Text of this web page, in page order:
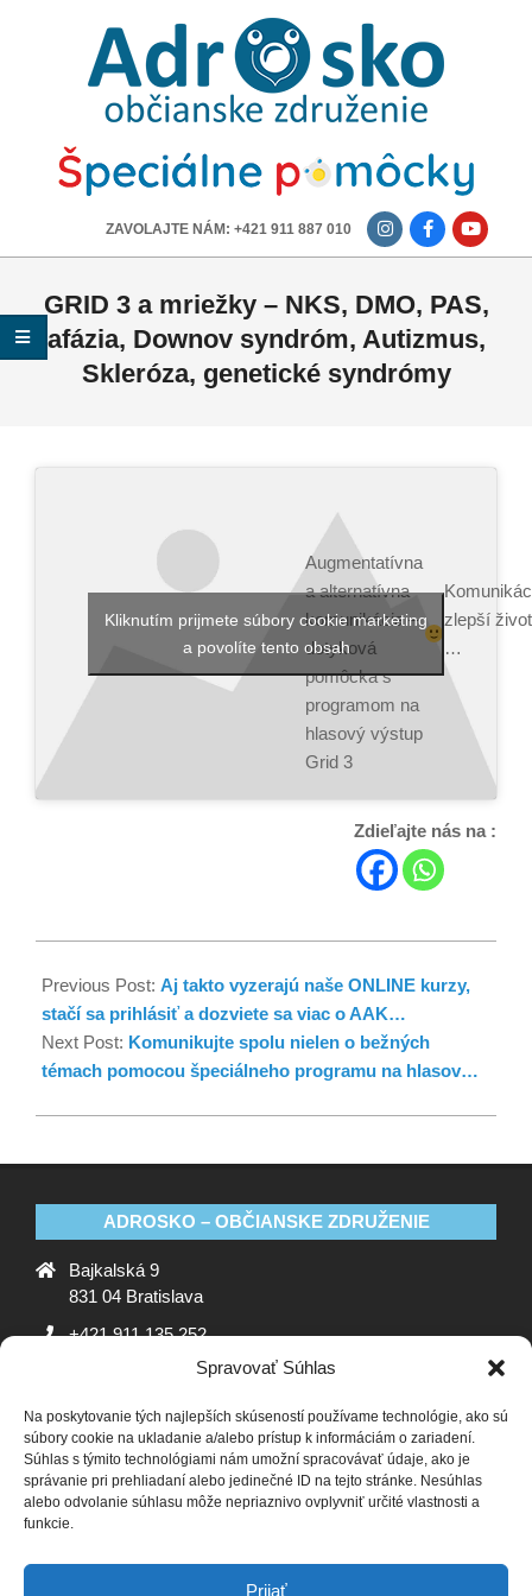
Spravovať Súhlas
Na poskytovanie tých najlepších skúseností používame technológie, ako sú
súbory cookie na ukladanie a/alebo prístup k informáciám o zariadení.
Súhlas s týmito technológiami nám umožní spracovávať údaje, ako je
správanie pri prehliadaní alebo jedinečné ID na tejto stránke. Nesúhlas
alebo odvolanie súhlasu môže nepriaznivo ovplyvniť určité vlastnosti a
funkcie.
Prijať
ADROSKO
OBČIANSKE
ZDRUŽENIE
ZAVOLAJTE NÁM: +421 911 887 010
GRID 3 a mriežky – NKS, DMO, PAS,
afázia, Downov syndróm, Autizmus,
Skleróza, genetické syndrómy
Augmentatívna
a alternatívna
komunikácia –
dotyková
pomôcka s
programom na
hlasový výstup
Grid 3
zlepší život
…
Kliknutím prijmete súbory cookie marketing
a povolíte tento obsah
Zdieľajte nás na :
Previous Post: Aj takto vyzerajú naše ONLINE kurzy,
stačí sa prihlásiť a dozviete sa viac o AAK…
Next Post: Komunikujte spolu nielen o bežných
témach pomocou špeciálneho programu na hlasov…
ADROSKO – OBČIANSKE ZDRUŽENIE
Bajkalská 9
831 04 Bratislava
+421 911 135 252
ADROSKO
Stanovy OZ Ochrana osobných údajov
Zásady
používania súborov cookie (EÚ)
Vyhlásenie o ochrane
osobných údajov (EU)
SLEDUJTE NÁS